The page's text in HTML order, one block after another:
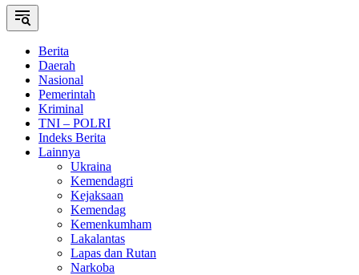
Berita
Daerah
Nasional
Pemerintah
Kriminal
TNI – POLRI
Indeks Berita
Lainnya
Ukraina
Kemendagri
Kejaksaan
Kemendag
Kemenkumham
Lakalantas
Lapas dan Rutan
Narkoba